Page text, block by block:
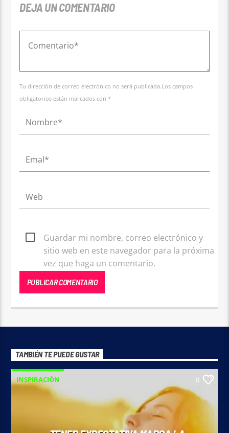
DEJA UN COMENTARIO
Tu dirección de correo electrónico no será publicada.Los campos
obligatorios están marcados con *
Guardar mi nombre, correo electrónico y
sitio web en este navegador para la próxima
vez que haga un comentario.
TAMBIÉN TE PUEDE GUSTAR
INSPIRACIÓN 0